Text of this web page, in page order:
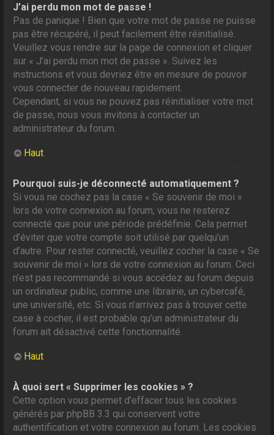
J’ai perdu mon mot de passe !
Pas de panique ! Bien que votre mot de passe ne puisse
pas être récupéré, il peut facilement être réinitialisé.
Veuillez vous rendre sur la page de connexion et cliquer
sur « J’ai perdu mon mot de passe ». Suivez les
instructions et vous devriez être en mesure de pouvoir
vous connecter de nouveau rapidement.
Cependant, si vous ne pouvez pas réinitialiser votre mot
de passe, nous vous invitons à contacter un
administrateur du forum.
Haut
Pourquoi suis-je déconnecté automatiquement ?
Si vous ne cochez pas la case « Se souvenir de moi »
lors de votre connexion au forum, vous ne resterez
connecté que pour une période prédéfinie. Cela permet
d’éviter que votre compte soit utilisé par quelqu’un
d’autre. Pour rester connecté, veuillez cocher la case « Se
souvenir de moi » lors de votre connexion au forum. Ceci
n’est pas recommandé si vous accédez au forum depuis
un ordinateur public, comme une librairie, un cybercafé,
une université, etc. Si vous n’arrivez pas à trouver cette
case à cocher, il est probable qu’un administrateur du
forum ait désactivé cette fonctionnalité.
Haut
À quoi sert « Supprimer les cookies » ?
Cette option vous permet d’effacer tous les cookies
générés par phpBB 3.3 qui conservent votre
authentification et votre connexion au forum. Les cookies